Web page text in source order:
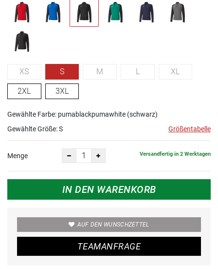
XS S M L XL
2XL 3XL
Gewählte Farbe: pumablackpumawhite (schwarz)
Gewählte Größe:S Größentabelle
Menge Versandfertig in 2 Werktagen
IN DEN WARENKORB
AUF DEN WUNSCHZETTEL
TEAMANFRAGE